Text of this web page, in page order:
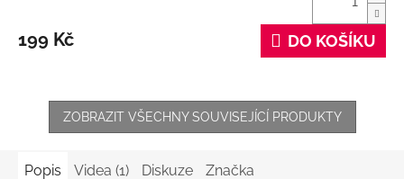
199 Kč DO KOŠÍKU
ZOBRAZIT VŠECHNY SOUVISEJÍCÍ PRODUKTY
Popis Videa (1) Diskuze Značka